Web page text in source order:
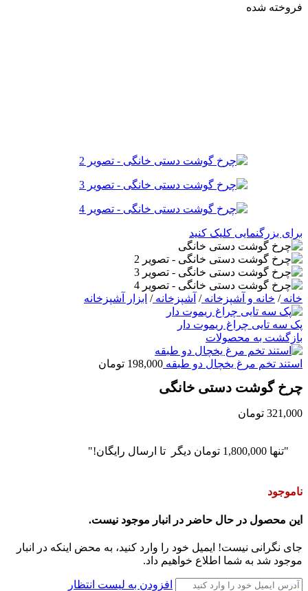
فروخته شده
برای بزرگنمایی کلیک کنید
خانه/ خانه و آشپزخانه/ آشپزخانه/ ابزار آشپزخانه
پک سه تایی چراغ ریموت دار
بازگشت به محصولات
استند تخم مرغ یخچال دو طبقه 198,000 تومان
چرخ گوشت دستی خانگی
321,000 تومان
"تنها 1,800,000 تومان دیگر تا ارسال رایگان!"
ناموجود
این محصول در حال حاضر در انبار موجود نیست.
جای نگرانی نیست! ایمیل خود را وارد کنید، به محض اینکه در انبار
موجود شد به شما اطلاع خواهیم داد.
افزودن به لیست انتظار